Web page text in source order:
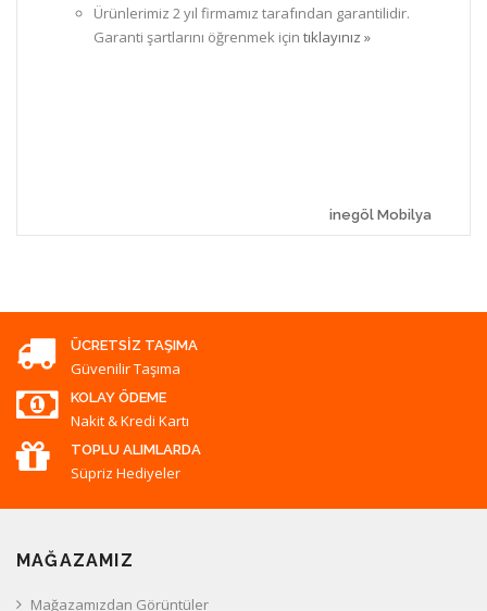
Ürünlerimiz 2 yıl firmamız tarafından garantilidir.
Garanti şartlarını öğrenmek için tıklayınız »
inegöl Mobilya
ÜCRETSIZ TAŞIMA
Güvenilir Taşıma
KOLAY ÖDEME
Nakit & Kredi Kartı
TOPLU ALIMLARDA
Süpriz Hediyeler
MAĞAZAMIZ
Mağazamızdan Görüntüler